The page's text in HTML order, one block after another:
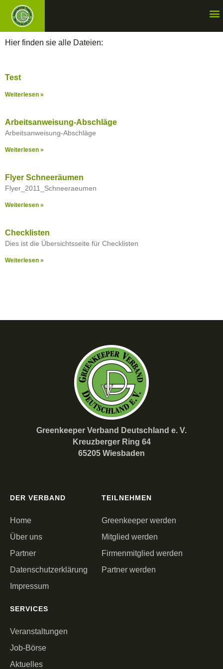
Hier finden sie alle Dateien:
Test
Weiterlesen »
Arbeitsanweisung-Abschläge
Arbeitsanweisung-Abschläge
Weiterlesen »
Flyer Schneeräumen
Flyer_2011_Schneeraeumen
Weiterlesen »
Checklisten
Dies ist die Übersichtsseite für Checklisten
Weiterlesen »
Greenkeeper Verband Deutschland e. V.
Kreuzberger Ring 64
65205 Wiesbaden
DER VERBAND
Home
Über uns
Partner
Datenschutzerklärung
Impressum
TEILNEHMEN
Greenkeeper werden
Mitglied werden
Firmenmitglied werden
Partner werden
SERVICES
Veranstaltungen
Job-Börse
Aktuelles